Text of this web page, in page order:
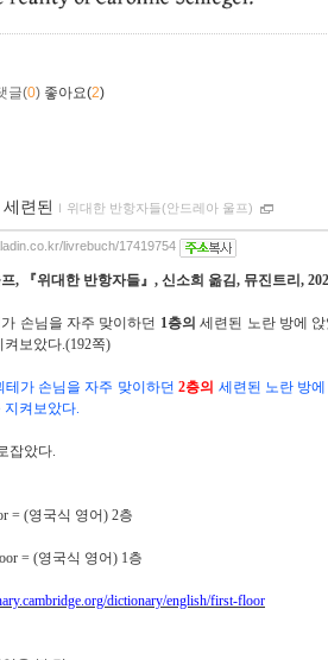
글(0) 좋아요(2)
련된 ｌ 위대한 반항자들(안드레아 울프)
livrebuch/17419754
, 『위대한 반항자들』 , 신소희 옮김, 뮤진트리 ,
손님을 자주 맞이하던 1층의 세련된 노란 방에
켜보았다.(192쪽)
테가 손님을 자주 맞이하던2층의 세련된 노란 방
지켜보았다.
잡았다.
= (영국식 영어) 2층
= (영국식 영어) 1층
dictionary/english/first-floor